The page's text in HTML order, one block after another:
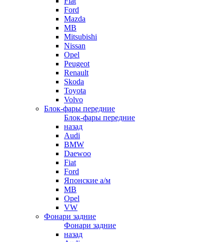
Ford
Mazda
MB
Mitsubishi
Nissan
Opel
Peugeot
Renault
Skoda
Toyota
Volvo
Блок-фары передние
Блок-фары передние
назад
Audi
BMW
Daewoo
Fiat
Ford
Японские а/м
MB
Opel
VW
Фонари задние
Фонари задние
назад